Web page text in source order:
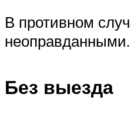
В противном
неоправданными.
Без выезда